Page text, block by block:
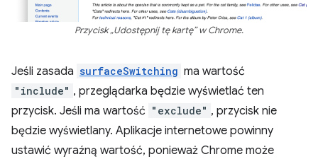
Przycisk „Udostępnij tę kartę” w Chrome.
Jeśli zasada surfaceSwitching ma wartość
"include" , przeglądarka będzie wyświetlać ten
przycisk. Jeśli ma wartość "exclude" , przycisk nie
będzie wyświetlany. Aplikacje internetowe powinny
ustawić wyraźną wartość, ponieważ Chrome może